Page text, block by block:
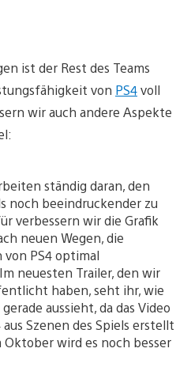
ist der Rest des Teams
von PS4voll
wir auch andere Aspekte
ständig daran, den
noch beeindruckender zu
verbessern wir die Grafik
neuen Wegen, die
PS4 optimal
neuesten Trailer, den wir
haben, seht ihr, wie
aussieht, da das Video
Szenen des Spiels erstellt
Oktober wird es noch besser